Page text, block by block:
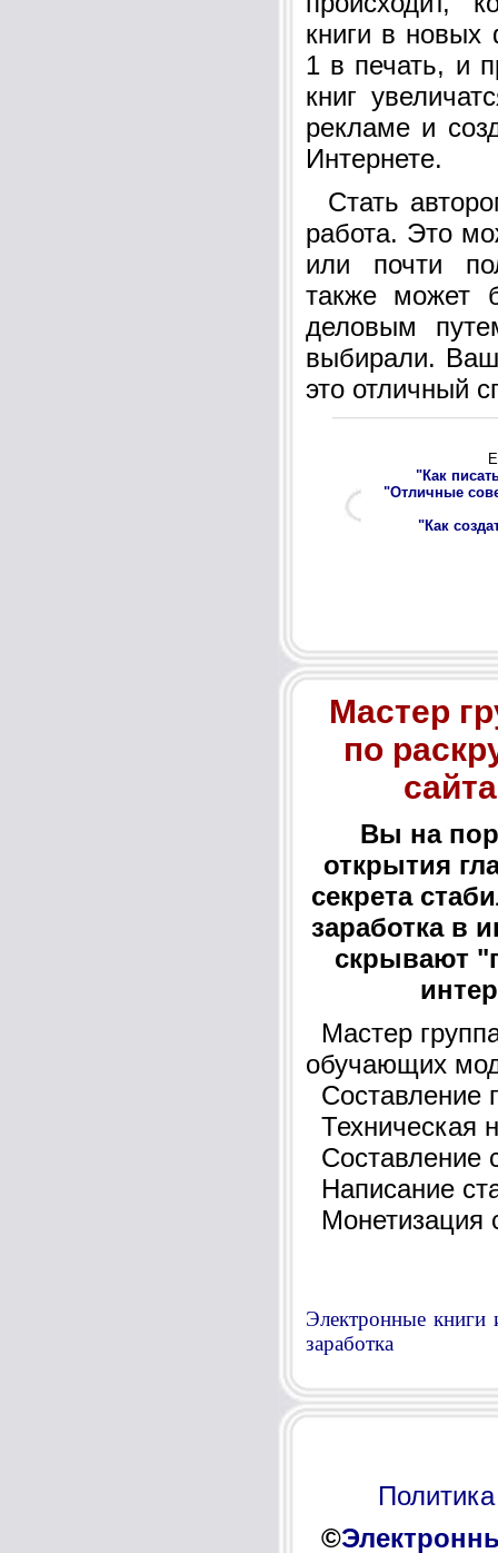
книги в новых
1 в печать, и
книг
рекламе и
Интернете.
Стать
работа. Это
или почти
также может
деловым
выбирали.
это отличный
"Как
"Отличные
"Как
Мастер
по
сайта
Вы на
открытия
секрета
заработка в
скрывают
Мастер
обучающих
Составление
Техническая
Составление
Написание
Монетизация
Электронные
заработка
©